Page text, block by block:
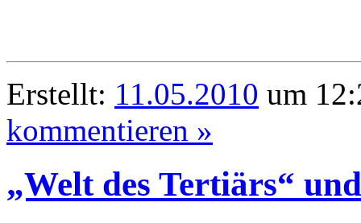
Erstellt: 11.05.2010 um
kommentieren »
„Welt des Tertiärs“